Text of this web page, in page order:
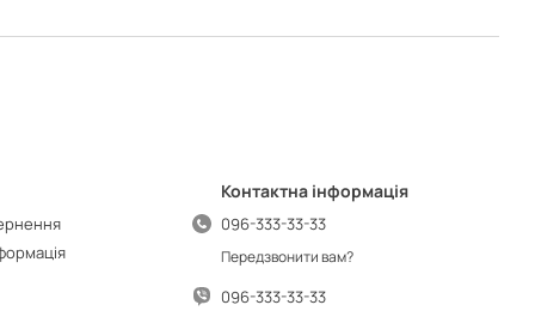
Контактна інформація
096-333-33-33
Передзвонити вам?
096-333-33-33